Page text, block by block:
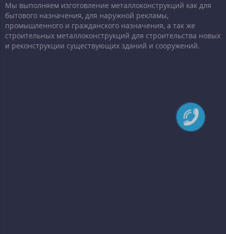
Мы выполняем изготовление металлоконструкций как для
бытового назначения, для наружной рекламы,
промышленного и гражданского назначения, а так же
строительных металлоконструкций для строительства новых
и реконструкции существующих зданий и сооружений.